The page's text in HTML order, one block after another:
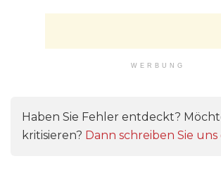
WERBUNG
Haben Sie Fehler entdeckt?
kritisieren? Dann schreiben Sie uns